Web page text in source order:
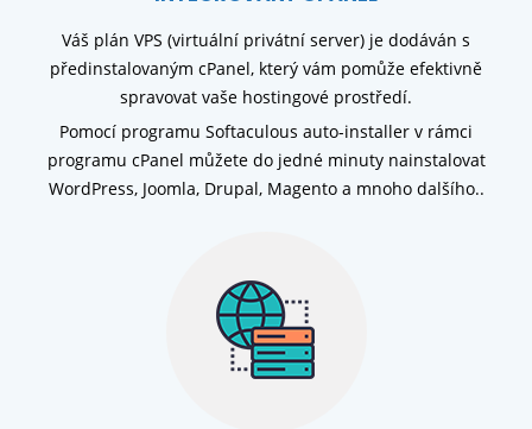
Váš plán VPS (virtuální privátní server) je dodáván s
předinstalovaným cPanel, který vám pomůže efektivně
spravovat vaše hostingové prostředí.
Pomocí programu Softaculous auto-installer v rámci
programu cPanel můžete do jedné minuty nainstalovat
WordPress, Joomla, Drupal, Magento a mnoho dalšího..